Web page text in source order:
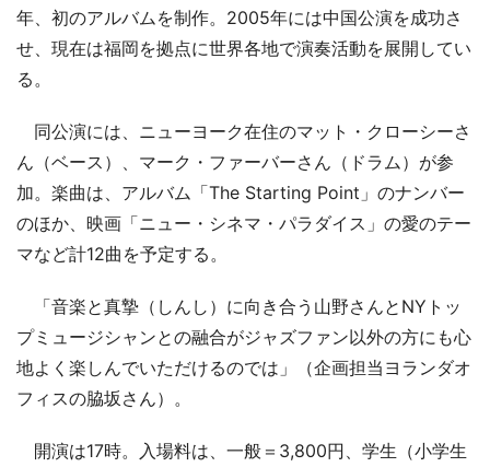
年、初のアルバムを制作。2005年には中国公演を成功さ
せ、現在は福岡を拠点に世界各地で演奏活動を展開してい
る。
同公演には、ニューヨーク在住のマット・クローシーさ
ん（ベース）、マーク・ファーバーさん（ドラム）が参
加。楽曲は、アルバム「The Starting Point」のナンバー
のほか、映画「ニュー・シネマ・パラダイス」の愛のテー
マなど計12曲を予定する。
「音楽と真摯（しんし）に向き合う山野さんとNYトッ
プミュージシャンとの融合がジャズファン以外の方にも心
地よく楽しんでいただけるのでは」（企画担当ヨランダオ
フィスの脇坂さん）。
開演は17時。入場料は、一般＝3,800円、学生（小学生